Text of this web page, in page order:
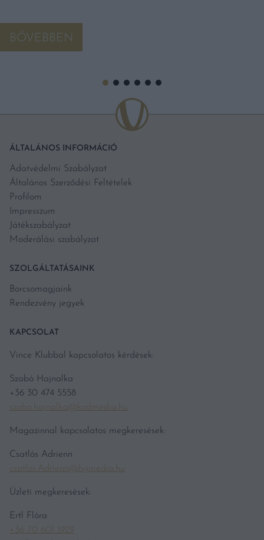
BŐVEBBEN
ÁLTALÁNOS INFORMÁCIÓ
Adatvédelmi Szabályzat
Általános Szerződési Feltételek
Profilom
Impresszum
Játékszabályzat
Moderálási szabályzat
SZOLGÁLTATÁSAINK
Borcsomagjaink
Rendezvény jegyek
KAPCSOLAT
Vince Klubbal kapcsolatos kérdések:
Szabó Hajnalka
+36 30 474 5558
szabo.hajnalka@kodmedia.hu
Magazinnal kapcsolatos megkeresések:
Csatlós Adrienn
csatlos.Adrienn@hgmedia.hu
Üzleti megkeresések:
Ertl Flóra
+36 70 601 1929